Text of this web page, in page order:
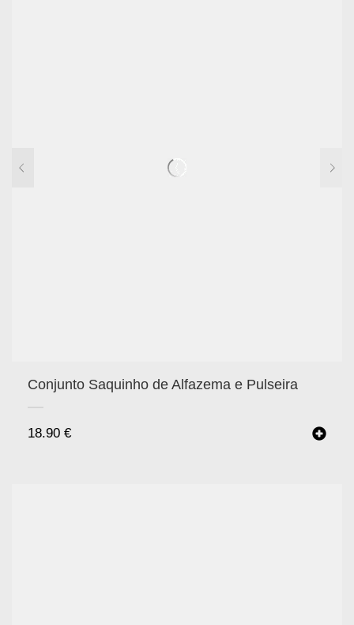
Conjunto Saquinho de Alfazema e Pulseira
18.90 €